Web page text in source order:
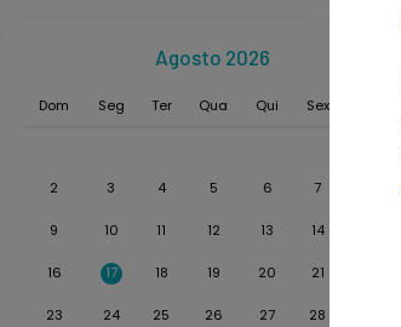
Agosto 2026
Dom Seg Ter Qua Qui Sex
2 3 4 5 6 7
9 10 11 12 13 14
16 17 18 19 20 21
23 24 25 26 27 28